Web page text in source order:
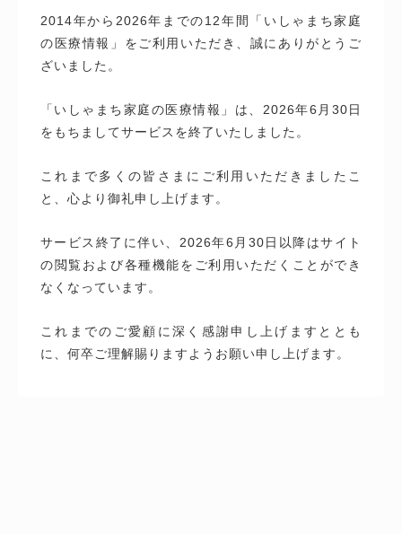
2014年から2026年までの12年間「いしゃまち家庭
の医療情報」をご利用いただき、誠にありがとうご
ざいました。
「いしゃまち家庭の医療情報」は、2026年6月30日
をもちましてサービスを終了いたしました。
これまで多くの皆さまにご利用いただきましたこ
と、心より御礼申し上げます。
サービス終了に伴い、2026年6月30日以降はサイト
の閲覧および各種機能をご利用いただくことができ
なくなっています。
これまでのご愛顧に深く感謝申し上げますととも
に、何卒ご理解賜りますようお願い申し上げます。